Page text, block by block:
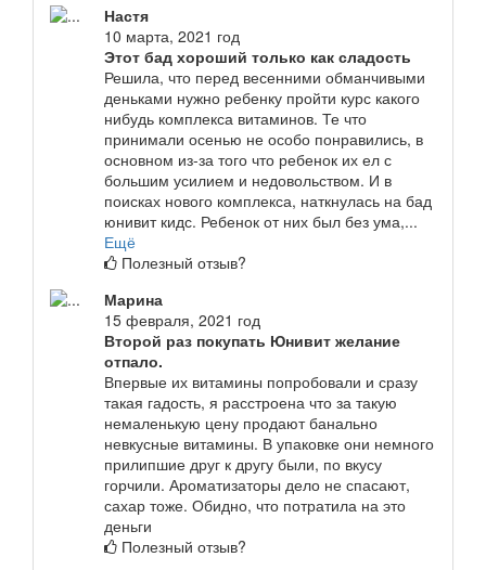
Настя
10 марта, 2021 год
Этот бад хороший только как сладость
Решила, что перед весенними обманчивыми
деньками нужно ребенку пройти курс какого
нибудь комплекса витаминов. Те что
принимали осенью не особо понравились, в
основном из-за того что ребенок их ел с
большим усилием и недовольством. И в
поисках нового комплекса, наткнулась на бад
юнивит кидс. Ребенок от них был без ума,...
Ещё
Полезный отзыв?
Марина
15 февраля, 2021 год
Второй раз покупать Юнивит желание
отпало.
Впервые их витамины попробовали и сразу
такая гадость, я расстроена что за такую
немаленькую цену продают банально
невкусные витамины. В упаковке они немного
прилипшие друг к другу были, по вкусу
горчили. Ароматизаторы дело не спасают,
сахар тоже. Обидно, что потратила на это
деньги
Полезный отзыв?